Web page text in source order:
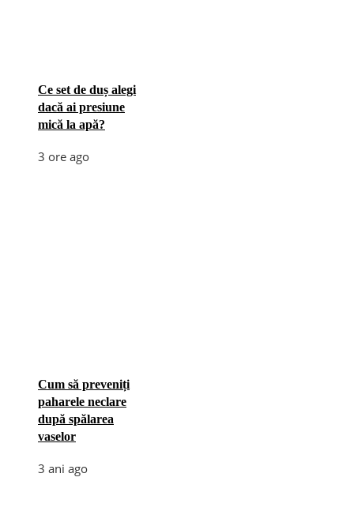
Ce set de duș alegi
dacă ai presiune
mică la apă?
3 ore ago
Cum să preveniți
paharele neclare
după spălarea
vaselor
3 ani ago